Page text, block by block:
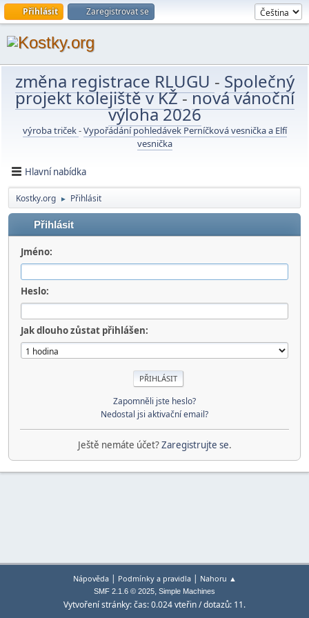
Přihlásit Zaregistrovat se
změna registrace RLUGU - Společný
projekt kolejiště v KŽ-nová vánoční
výloha 2026
výroba triček-Vypořádání pohledávek Perníčková vesnička a Elfí
vesnička
Hlavní nabídka
Kostky.org ► Přihlásit
Přihlásit
Jméno:
Heslo:
Jak dlouho zůstat přihlášen:
Zapomněli jste heslo?
Nedostal jsi aktivační email?
Ještě nemáte účet?Zaregistrujte se.
Nápověda| Podmínky a pravidla| Nahoru ▲
SMF 2.1.6 © 2025, Simple Machines
Vytvoření stránky: čas: 0.024 vteřin / dotazů: 11.